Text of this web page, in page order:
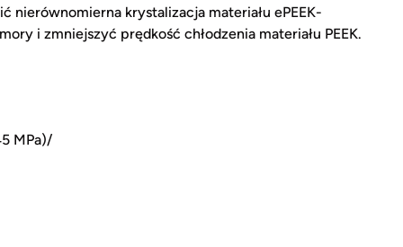
nierównomierna krystalizacja materiału ePEEK-
i zmniejszyć prędkość chłodzenia materiału PEEK.
MPa)/